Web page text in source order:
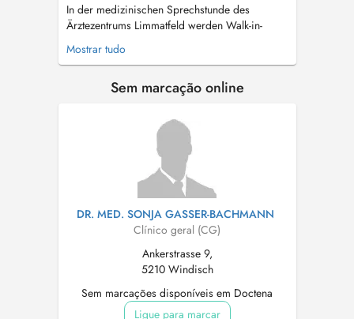
In der medizinischen Sprechstunde des
Ärztezentrums Limmatfeld werden Walk-in-
Patienten sowie auch Patienten welche uns als
Hausarzt aufsuchen behandelt. Im Rahmen der
ein breites medizinisches Leistungsangebot im
Mostrar tudo
Sem marcação online
DR. MED. SONJA GASSER-BACHMANN
Clínico geral (CG)
Ankerstrasse 9,
5210 Windisch
Sem marcações disponíveis em Doctena
Ligue para marcar